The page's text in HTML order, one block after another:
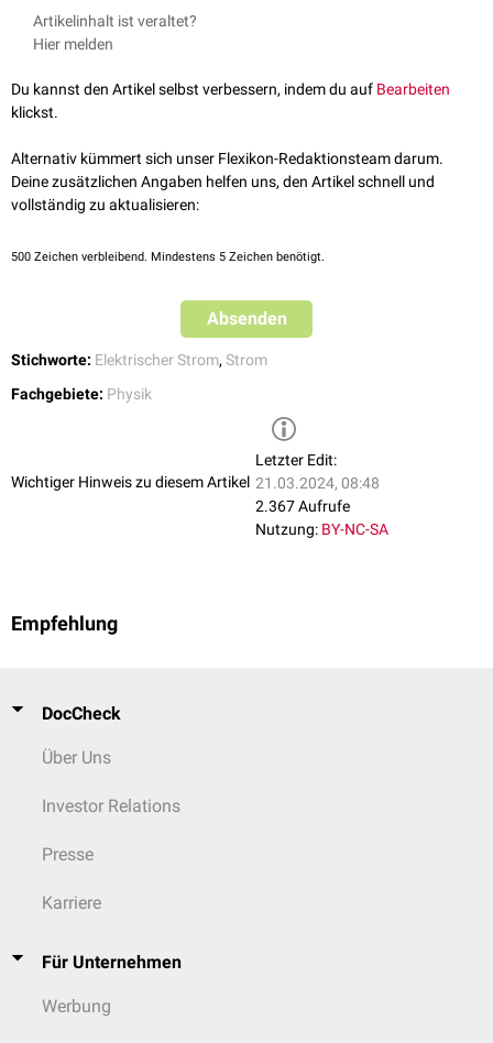
Die Formel für die elektrische Stromdichte lautet:
J = I/A
I = elektrische Stromstärke
A = Querschnittsfläche
Die Einheit ist: [J] = A/
Artikelinhalt ist veraltet?
Hier melden
Du kannst den Artikel selbst verbessern, indem du auf Bearbeiten
klickst.
Alternativ kümmert sich unser Flexikon-Redaktionsteam darum.
Deine zusätzlichen Angaben helfen uns, den Artikel schnell und
vollständig zu aktualisieren:
500 Zeichen verbleibend. Mindestens 5 Zeichen benötigt.
Absenden
Stichworte: Elektrischer Strom, Strom
Fachgebiete: Physik
Wichtiger Hinweis zu diesem Artikel
Letzter Edit:
21.03.2024, 08:48
2.367 Aufrufe
Nutzung: BY-NC-SA
Empfehlung
DocCheck
Über Uns
Investor Relations
Presse
Karriere
Für Unternehmen
Werbung